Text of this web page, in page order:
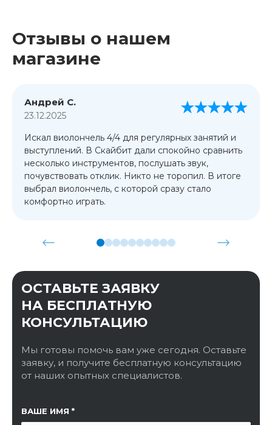
Отзывы о нашем
магазине
Андрей С.
23.12.2025
Искал виолончель 4/4 для регулярных занятий и
выступлений. В Скайбит дали спокойно сравнить
несколько инструментов, послушать звук,
почувствовать отклик. Никто не торопил. В итоге
выбрал виолончель, с которой сразу стало
комфортно играть.
ОСТАВЬТЕ ЗАЯВКУ
НА БЕСПЛАТНУЮ
КОНСУЛЬТАЦИЮ
Мы готовы помочь вам уже сегодня. Оставьте
заявку, и получите бесплатную консультацию
от наших опытных специалистов.
ВАШЕ ИМЯ
ССЫЛКА НА СТРАНИЦУ